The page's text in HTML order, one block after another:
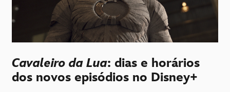
Cavaleiro da Lua: dias e horários
dos novos episódios no Disney+